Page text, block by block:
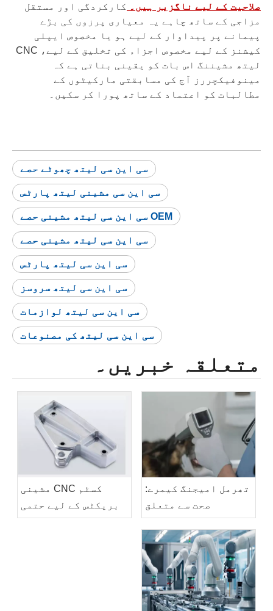
صلاحیت کے لیے ناگزیر ہیں۔ کارکردگی اور مستقل
مزاجی کے ساتھ چاہے یہ معیاری پرزوں کی بڑے
پیمانے پر پیداوار کے لیے ہو یا مخصوص ایپلی
کیشنز کے لیے مخصوص اجزاء کی تخلیق کے لیے، CNC
لیتھ مشیننگ اس بات کو یقینی بناتی ہے کہ
مینوفیکچررز آج کی مسابقتی مارکیٹوں کے
مطالبات کو اعتماد کے ساتھ پورا کر سکیں۔
سی این سی لیتھ چھوٹے حصے
سی این سی مشینی لیتھ پارٹس
OEM سی این سی لیتھ مشینی حصے
سی این سی لیتھ مشینی حصے
سی این سی لیتھ پارٹس
سی این سی لیتھ سروسز
سی این سی لیتھ لوازمات
سی این سی لیتھ کی مصنوعات
متعلقہ خبریں۔
تھرمل امیجنگ کیمرے:
صحت سے متعلق
مینوفیکچرنگ
انفراریڈ ٹیکنالوجی
کے مستقبل کو چلاتی ہے
کسٹم CNC مشینی
بریکٹس کے لیے حتمی
گائیڈ: ڈیزائن،